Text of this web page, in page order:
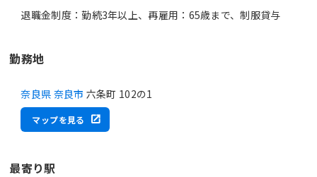
退職金制度：勤続3年以上、再雇用：65歳まで、制服貸与
勤務地
奈良県 奈良市 六条町 102の1
マップを見る
最寄り駅